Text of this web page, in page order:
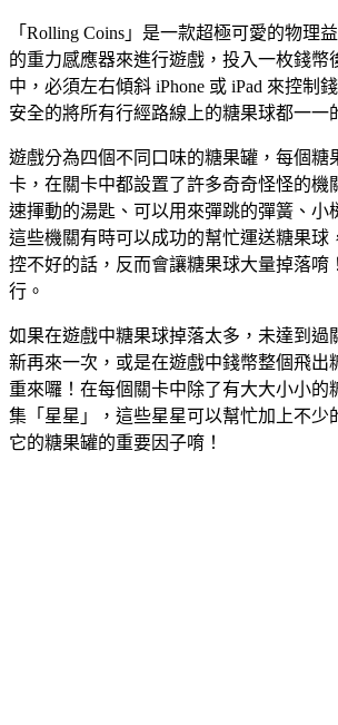
「Rolling Coins」是一款超極可愛的物理
的重力感應器來進行遊戲，投入一枚錢幣
中，必須左右傾斜 iPhone 或 iPad 來控制
安全的將所有行經路線上的糖果球都一一
遊戲分為四個不同口味的糖果罐，每個糖
卡，在關卡中都設置了許多奇奇怪怪的機
速揮動的湯匙、可以用來彈跳的彈簧、小
這些機關有時可以成功的幫忙運送糖果球
控不好的話，反而會讓糖果球大量掉落唷
行。
如果在遊戲中糖果球掉落太多，未達到過
新再來一次，或是在遊戲中錢幣整個飛出
重來囉！在每個關卡中除了有大大小小的
集「星星」，這些星星可以幫忙加上不少
它的糖果罐的重要因子唷！